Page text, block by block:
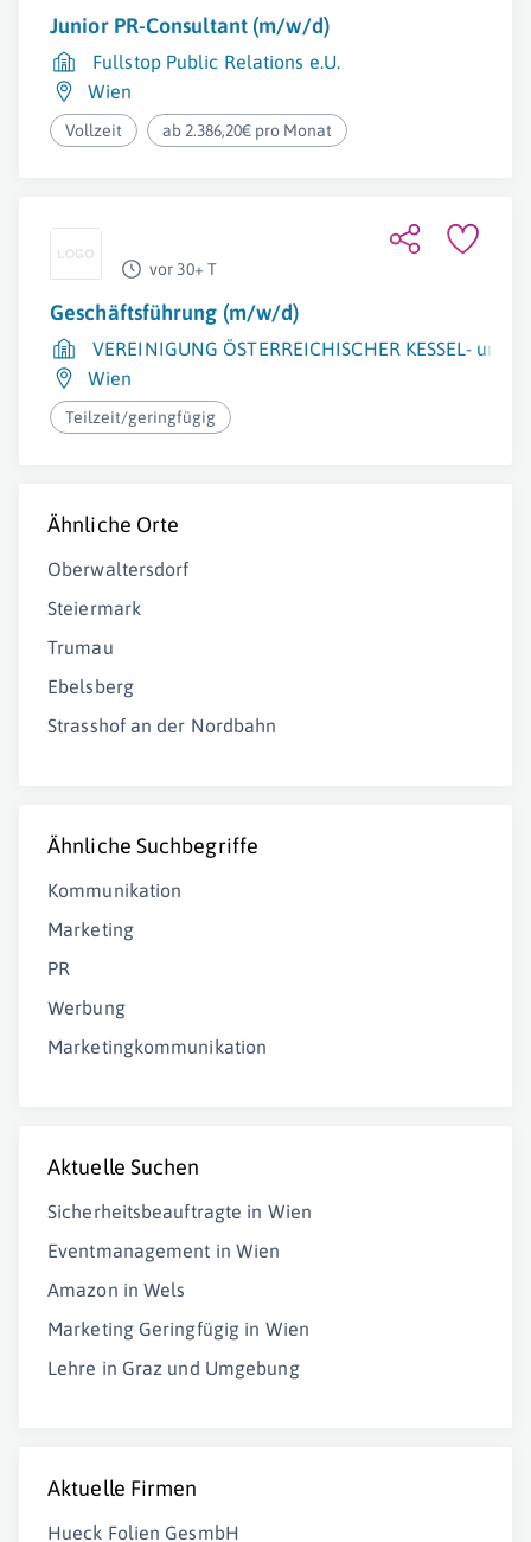
Junior PR-Consultant (m/w/d)
Fullstop Public Relations e.U.
Wien
Vollzeit ab 2.386,20€ pro Monat
vor 30+ T
Geschäftsführung (m/w/d)
VEREINIGUNG ÖSTERREICHISCHER KESSEL- und
Wien
Teilzeit/geringfügig
Ähnliche Orte
Oberwaltersdorf
Steiermark
Trumau
Ebelsberg
Strasshof an der Nordbahn
Ähnliche Suchbegriffe
Kommunikation
Marketing
PR
Werbung
Marketingkommunikation
Aktuelle Suchen
Sicherheitsbeauftragte in Wien
Eventmanagement in Wien
Amazon in Wels
Marketing Geringfügig in Wien
Lehre in Graz und Umgebung
Aktuelle Firmen
Hueck Folien GesmbH